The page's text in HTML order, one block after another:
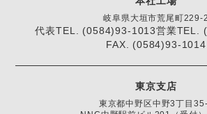
岐阜県大垣市荒尾町229-2
代表TEL. (0584)93-1013営業TEL.
FAX. (0584)93-1014
東京支店
東京都中野区中野3丁目